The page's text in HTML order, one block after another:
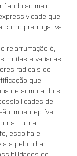
ao meio
que
como prerrogativa
re-arrumação é,
muitas e variadas
radicais de
que
de sombra do si
de
imperceptível
na
escolha e
pelo olhar
de